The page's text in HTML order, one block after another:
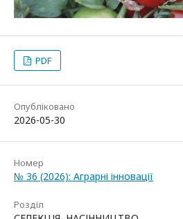
PDF
Опубліковано
2026-05-30
Номер
№ 36 (2026): Аграрні інновації
Розділ